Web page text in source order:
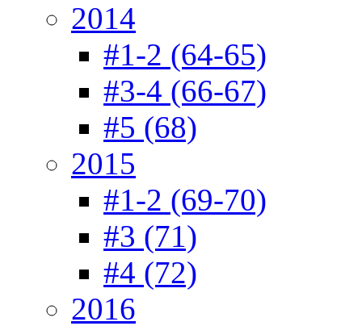
2014
#1-2 (64-65)
#3-4 (66-67)
#5 (68)
2015
#1-2 (69-70)
#3 (71)
#4 (72)
2016